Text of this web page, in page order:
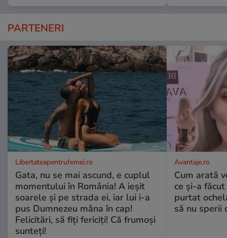
PARTENERI
Libertateapentrufemei.ro
Gata, nu se mai ascund, e cuplul
momentului în România! A ieșit
soarele și pe strada ei, iar lui i-a
pus Dumnezeu mâna în cap!
Felicitări, să fiți fericiți! Că frumoși
sunteți!
Avantaje.ro
Cum arată
ce și-a
purtat
să nu sperii